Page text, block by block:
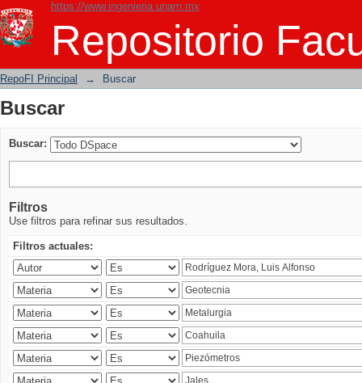
https://www.ingenieria.unam.mx
Repositorio
Buscar
RepoFI Principal → Buscar
Buscar
Buscar:
Filtros
Use filtros para refinar sus resultados.
Filtros actuales: